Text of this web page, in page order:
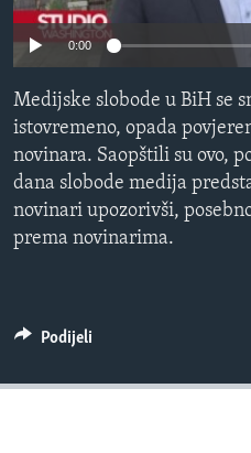
MAGAZIN
O GLASU AMERIKE
Learning English
PRATITE NAS
0:00
Medijske slobode u BiH se
istovremeno, opada
novinara. Saopštili su ovo,
dana slobode medija
novinari upozorivši,
prema novinarima.
Podijeli